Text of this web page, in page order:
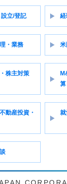
立/登記
・業務
株主対策
動産投資・